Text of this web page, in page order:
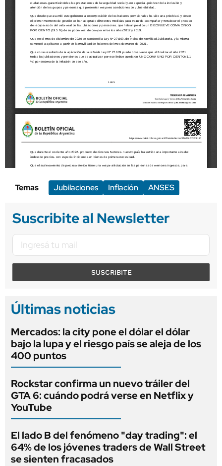
Temas Jubilaciones Inflación ANSES
Suscribite al Newsletter
SUSCRIBITE
Últimas noticias
Mercados: la city pone el dólar el dólar
bajo la lupa y el riesgo país se aleja de los
400 puntos
Rockstar confirma un nuevo tráiler del
GTA 6: cuándo podrá verse en Netflix y
YouTube
El lado B del fenómeno "day trading": el
64% de los jóvenes traders de Wall Street
se sienten fracasados